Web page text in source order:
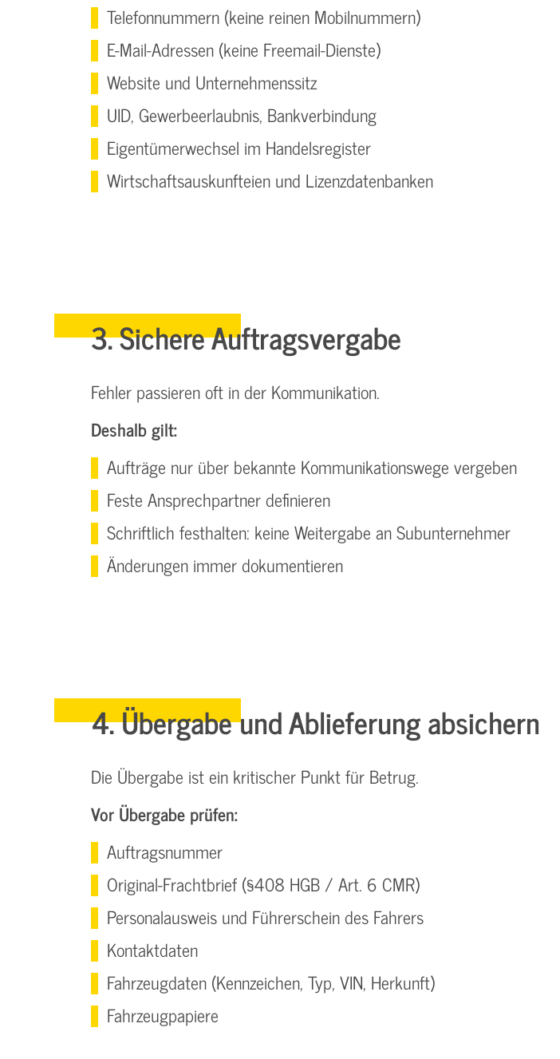
Telefonnummern (keine reinen Mobilnummern)
E-Mail-Adressen (keine Freemail-Dienste)
Website und Unternehmenssitz
UID, Gewerbeerlaubnis, Bankverbindung
Eigentümerwechsel im Handelsregister
Wirtschaftsauskunfteien und Lizenzdatenbanken
3. Sichere Auftragsvergabe
Fehler passieren oft in der Kommunikation.
Deshalb gilt:
Aufträge nur über bekannte Kommunikationswege vergeben
Feste Ansprechpartner definieren
Schriftlich festhalten: keine Weitergabe an Subunternehmer
Änderungen immer dokumentieren
4. Übergabe und Ablieferung absichern
Die Übergabe ist ein kritischer Punkt für Betrug.
Vor Übergabe prüfen:
Auftragsnummer
Original-Frachtbrief (§408 HGB / Art. 6 CMR)
Personalausweis und Führerschein des Fahrers
Kontaktdaten
Fahrzeugdaten (Kennzeichen, Typ, VIN, Herkunft)
Fahrzeugpapiere